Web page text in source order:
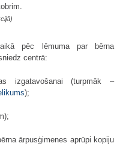
pēc lēmuma par bērna
centrā:
izgatavošanai (turpmāk –
);
ārpusģimenes aprūpi kopiju